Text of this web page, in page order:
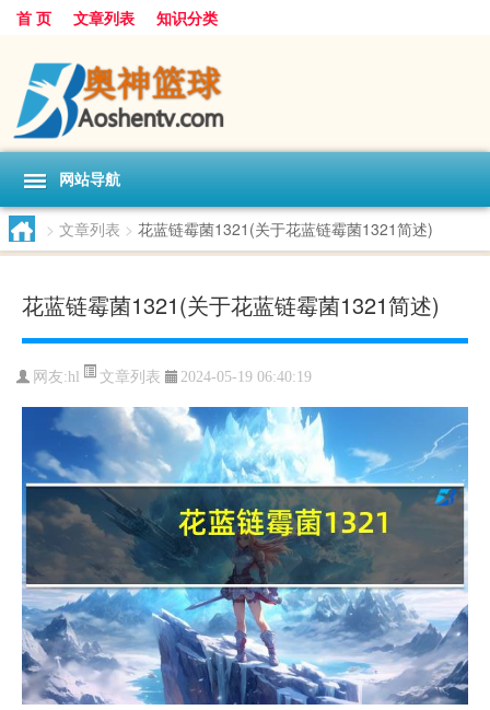
首 页 文章列表 知识分类
网站导航
> 文章列表 > 花蓝链霉菌1321(关于花蓝链霉菌1321简述)
花蓝链霉菌1321(关于花蓝链霉菌1321简述)
网友:hl 文章列表 2024-05-19 06:40:19